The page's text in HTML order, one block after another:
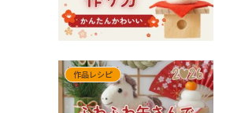
作品レシピ